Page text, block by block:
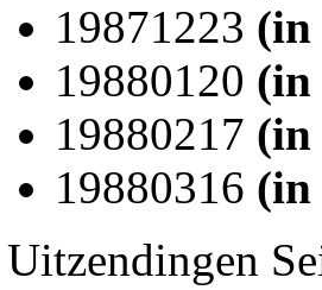
19871223 (in
19880120 (in
19880217 (in
19880316 (in
Uitzendingen